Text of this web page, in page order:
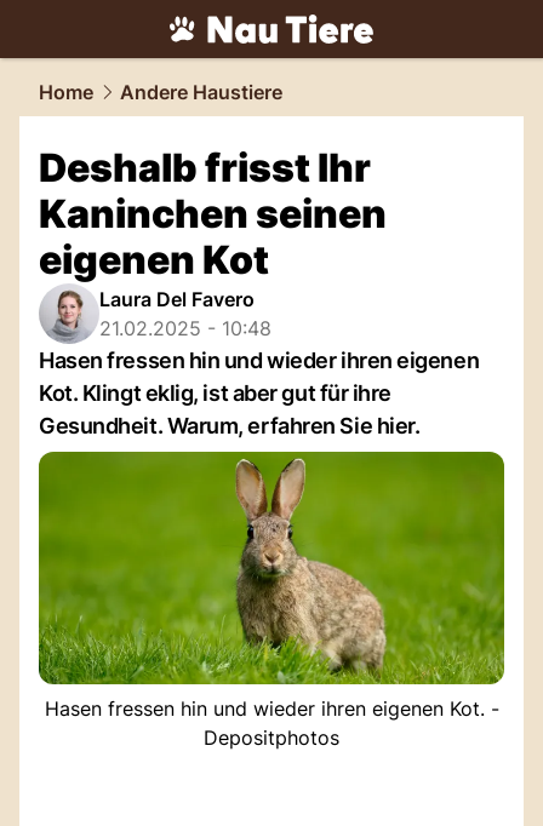
tiere.NAU.ch
Home Andere Haustiere
Deshalb frisst Ihr
Kaninchen seinen
eigenen Kot
Laura Del Favero
21.02.2025 - 10:48
Hasen fressen hin und wieder ihren eigenen
Kot. Klingt eklig, ist aber gut für ihre
Gesundheit. Warum, erfahren Sie hier.
Hasen fressen hin und wieder ihren eigenen Kot. -
Depositphotos